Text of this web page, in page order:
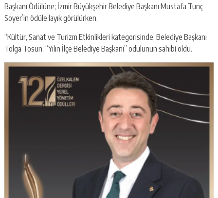
Başkanı Ödülüne; İzmir Büyükşehir Belediye Başkanı Mustafa Tunç
Soyer’in ödüle layık görülürken,
“Kültür, Sanat ve Turizm Etkinlikleri kategorisinde, Belediye Başkanı
Tolga Tosun, “Yılın İlçe Belediye Başkanı” ödülünün sahibi oldu.